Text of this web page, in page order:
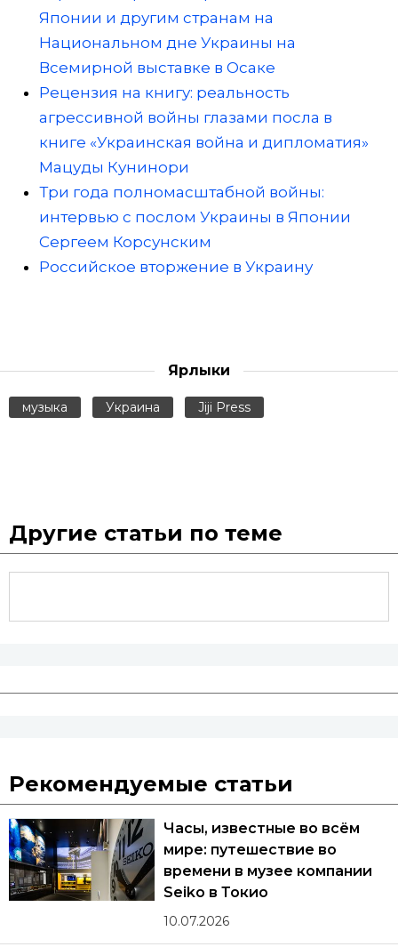
Японии и другим странам на
Национальном дне Украины на
Всемирной выставке в Осаке
Рецензия на книгу: реальность
агрессивной войны глазами посла в
книге «Украинская война и дипломатия»
Мацуды Кунинори
Три года полномасштабной войны:
интервью с послом Украины в Японии
Сергеем Корсунским
Российское вторжение в Украину
Ярлыки
музыка Украина Jiji Press
Другие статьи по теме
Рекомендуемые статьи
Часы, известные во всём
мире: путешествие во
времени в музее компании
Seiko в Токио
10.07.2026